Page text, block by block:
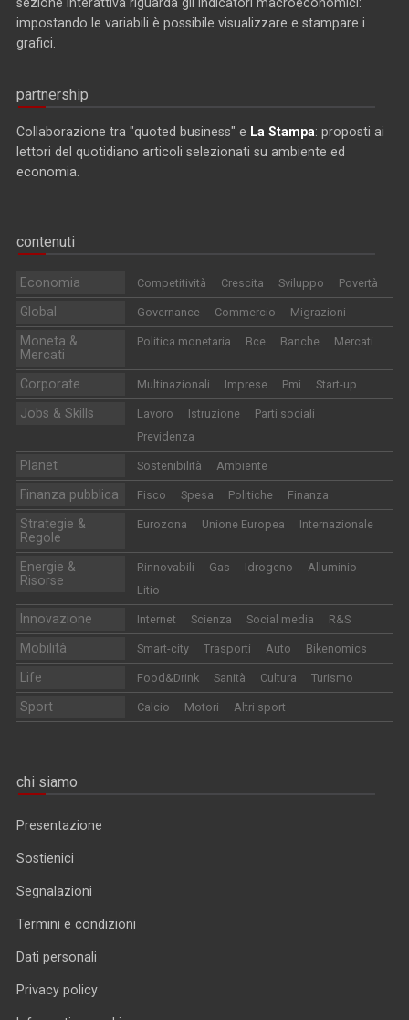
impostando le variabili è possibile visualizzare e stampare i
grafici.
partnership
Collaborazione tra "quoted business" e La Stampa: proposti ai
lettori del quotidiano articoli selezionati su ambiente ed
economia.
contenuti
Economia Competitività Crescita Sviluppo Povertà
Global Governance Commercio Migrazioni
Moneta &
Mercati
Politica monetaria Bce Banche Mercati
Corporate Multinazionali Imprese Pmi Start-up
Jobs & Skills Lavoro Istruzione
Parti sociali
Previdenza
Planet Sostenibilità Ambiente
Finanza pubblica Fisco Spesa Politiche Finanza
Strategie &
Regole
Eurozona Unione Europea Internazionale
Energie &
Risorse
Rinnovabili Gas Idrogeno
Alluminio
Litio
Innovazione Internet Scienza Social media R&S
Mobilità Smart-city Trasporti Auto Bikenomics
Life Food&Drink Sanità Cultura Turismo
Sport Calcio Motori Altri sport
chi siamo
Presentazione
Sostienici
Segnalazioni
Termini e condizioni
Dati personali
Privacy policy